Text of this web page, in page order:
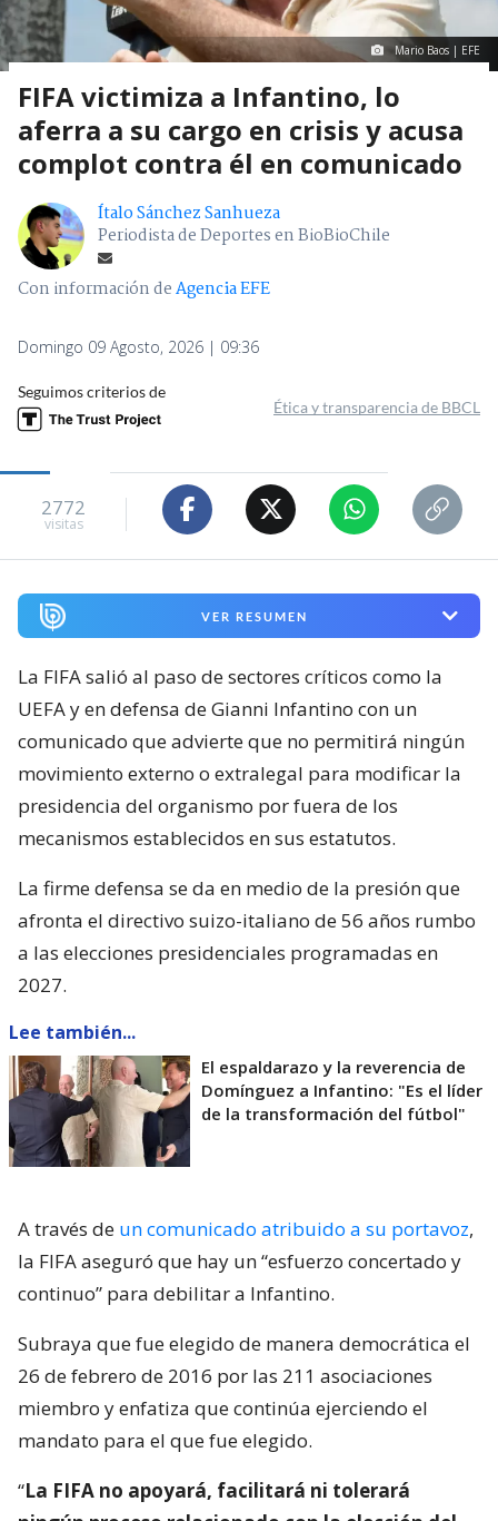
Mario Baos | EFE
FIFA victimiza a Infantino, lo
aferra a su cargo en crisis y acusa
complot contra él en comunicado
Ítalo Sánchez Sanhueza
Periodista de Deportes en BioBioChile
Con información deAgencia EFE
Domingo 09 Agosto, 2026 | 09:36
Seguimos criterios de
Ética y transparencia de BBCL
2772
visitas
VER RESUMEN
La FIFA salió al paso de sectores críticos como la
UEFA y en defensa de Gianni Infantino con un
comunicado que advierte que no permitirá ningún
movimiento externo o extralegal para modificar la
presidencia del organismo por fuera de los
mecanismos establecidos en sus estatutos.
La firme defensa se da en medio de la presión que
afronta el directivo suizo-italiano de 56 años rumbo
a las elecciones presidenciales programadas en
2027.
Lee también...
El espaldarazo y la reverencia de
Domínguez a Infantino: "Es el líder
de la transformación del fútbol"
A través de un comunicado atribuido a su portavoz,
la FIFA aseguró que hay un “esfuerzo concertado y
continuo” para debilitar a Infantino.
Subraya que fue elegido de manera democrática el
26 de febrero de 2016 por las 211 asociaciones
miembro y enfatiza que continúa ejerciendo el
mandato para el que fue elegido.
“La FIFA no apoyará, facilitará ni tolerará